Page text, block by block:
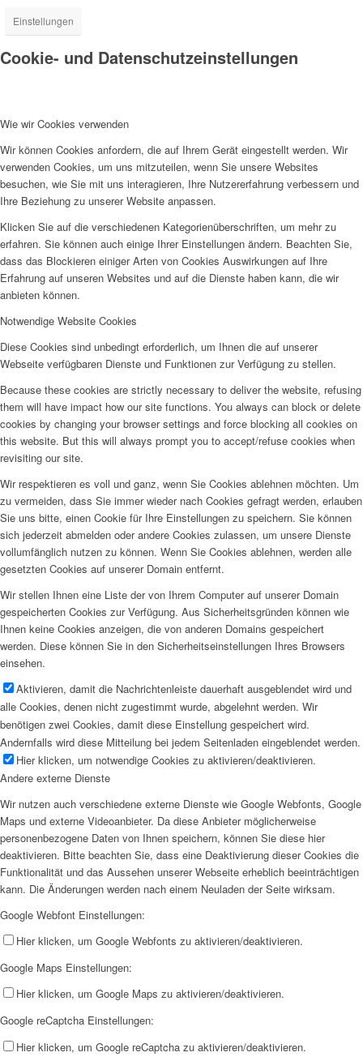
Einstellungen
Cookie- und Datenschutzeinstellungen
Wie wir Cookies verwenden
Wir können Cookies anfordern, die auf Ihrem Gerät eingestellt werden. Wir
verwenden Cookies, um uns mitzuteilen, wenn Sie unsere Websites
besuchen, wie Sie mit uns interagieren, Ihre Nutzererfahrung verbessern und
Ihre Beziehung zu unserer Website anpassen.
Klicken Sie auf die verschiedenen Kategorienüberschriften, um mehr zu
erfahren. Sie können auch einige Ihrer Einstellungen ändern. Beachten Sie,
dass das Blockieren einiger Arten von Cookies Auswirkungen auf Ihre
Erfahrung auf unseren Websites und auf die Dienste haben kann, die wir
anbieten können.
Notwendige Website Cookies
Diese Cookies sind unbedingt erforderlich, um Ihnen die auf unserer
Webseite verfügbaren Dienste und Funktionen zur Verfügung zu stellen.
Because these cookies are strictly necessary to deliver the website, refusing
them will have impact how our site functions. You always can block or delete
cookies by changing your browser settings and force blocking all cookies on
this website. But this will always prompt you to accept/refuse cookies when
revisiting our site.
Wir respektieren es voll und ganz, wenn Sie Cookies ablehnen möchten. Um
zu vermeiden, dass Sie immer wieder nach Cookies gefragt werden, erlauben
Sie uns bitte, einen Cookie für Ihre Einstellungen zu speichern. Sie können
sich jederzeit abmelden oder andere Cookies zulassen, um unsere Dienste
vollumfänglich nutzen zu können. Wenn Sie Cookies ablehnen, werden alle
gesetzten Cookies auf unserer Domain entfernt.
Wir stellen Ihnen eine Liste der von Ihrem Computer auf unserer Domain
gespeicherten Cookies zur Verfügung. Aus Sicherheitsgründen können wie
Ihnen keine Cookies anzeigen, die von anderen Domains gespeichert
werden. Diese können Sie in den Sicherheitseinstellungen Ihres Browsers
einsehen.
Aktivieren, damit die Nachrichtenleiste dauerhaft ausgeblendet wird und
alle Cookies, denen nicht zugestimmt wurde, abgelehnt werden. Wir
benötigen zwei Cookies, damit diese Einstellung gespeichert wird.
Andernfalls wird diese Mitteilung bei jedem Seitenladen eingeblendet werden.
Hier klicken, um notwendige Cookies zu aktivieren/deaktivieren.
Andere externe Dienste
Wir nutzen auch verschiedene externe Dienste wie Google Webfonts, Google
Maps und externe Videoanbieter. Da diese Anbieter möglicherweise
personenbezogene Daten von Ihnen speichern, können Sie diese hier
deaktivieren. Bitte beachten Sie, dass eine Deaktivierung dieser Cookies die
Funktionalität und das Aussehen unserer Webseite erheblich beeinträchtigen
kann. Die Änderungen werden nach einem Neuladen der Seite wirksam.
Google Webfont Einstellungen:
Hier klicken, um Google Webfonts zu aktivieren/deaktivieren.
Google Maps Einstellungen:
Hier klicken, um Google Maps zu aktivieren/deaktivieren.
Google reCaptcha Einstellungen:
Hier klicken, um Google reCaptcha zu aktivieren/deaktivieren.